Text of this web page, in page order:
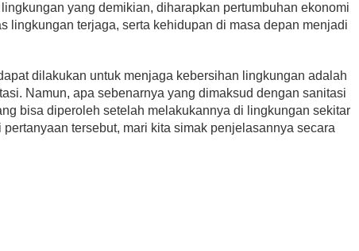
yang demikian, diharapkan pertumbuhan ekonomi
lingkungan terjaga, serta kehidupan di masa depan menjadi
dilakukan untuk menjaga kebersihan lingkungan adalah
Namun, apa sebenarnya yang dimaksud dengan sanitasi
bisa diperoleh setelah melakukannya di lingkungan sekitar
tersebut, mari kita simak penjelasannya secara